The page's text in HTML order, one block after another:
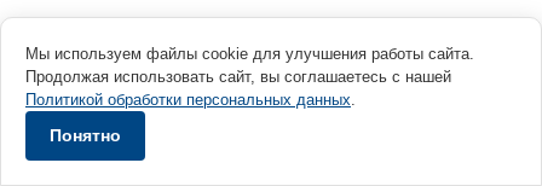
Мы используем файлы cookie для улучшения работы сайта.
Продолжая использовать сайт, вы соглашаетесь с нашей
Политикой обработки персональных данных.
Понятно